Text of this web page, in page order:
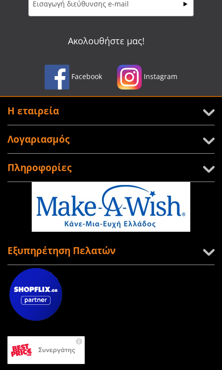
Ακολουθήστε μας!
Facebook Instagram
Η εταιρεία
Λογαριασμός
Πληροφορίες
Εξυπηρέτηση Πελατών